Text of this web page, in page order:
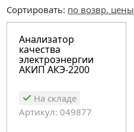
Сортировать: по возвр. цены
Анализатор
качества
электроэнергии
АКИП АКЭ-2200
На складе
Артикул: 049877